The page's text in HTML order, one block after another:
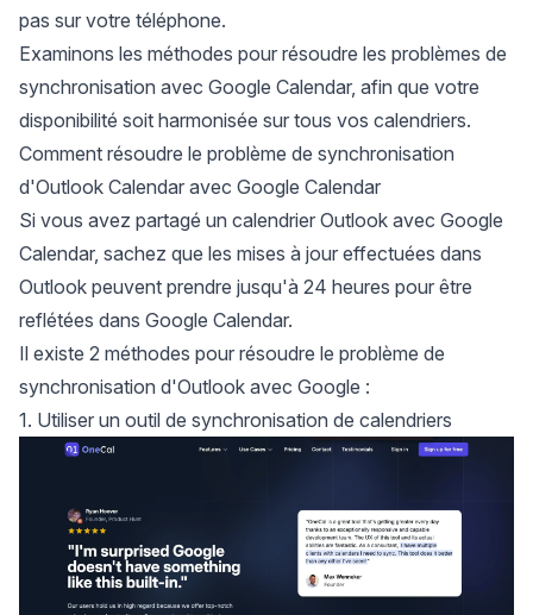
pas sur votre téléphone.
Examinons les méthodes pour résoudre les problèmes de
synchronisation avec Google Calendar, afin que votre
disponibilité soit harmonisée sur tous vos calendriers.
Comment résoudre le problème de synchronisation
d'Outlook Calendar avec Google Calendar
Si vous avez partagé un calendrier Outlook avec Google
Calendar, sachez que les mises à jour effectuées dans
Outlook peuvent prendre jusqu'à 24 heures pour être
reflétées dans Google Calendar.
Il existe 2 méthodes pour résoudre le problème de
synchronisation d'Outlook avec Google :
1. Utiliser un outil de synchronisation de calendriers